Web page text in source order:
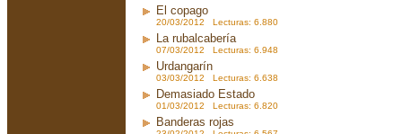
El copago
20/03/2012 Lecturas: 6.880
La rubalcabería
07/03/2012 Lecturas: 6.948
Urdangarín
03/03/2012 Lecturas: 6.638
Demasiado Estado
01/03/2012 Lecturas: 6.820
Banderas rojas